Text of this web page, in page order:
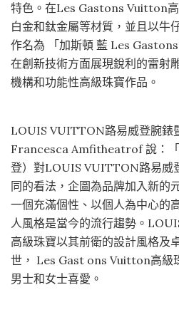
特色。在Les Gastons Vuitton高
白金和鈦金屬等材質，並且以牛
作名為 「加斯頓 藍 Les
在創新技術方面展現銳利的雷射
機構和功能性高級珠寶作品。
LOUIS VUITTON路易威登腕錶
Francesca Amfitheatrof 說：
登）對LOUIS VUITTON路易威
同的看法，企圖為品牌加入新的
一個充滿個性、以個人為中心的
人風格是當今的流行趨勢。
高級珠寶以其前衛的設計風格及
世， Les Gast ons Vuitton高級
男士和女士喜愛。